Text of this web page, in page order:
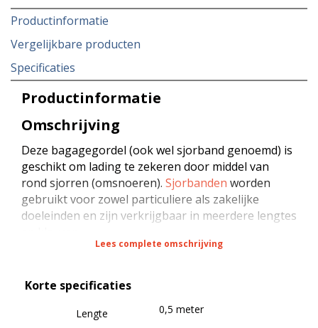
Productinformatie
Vergelijkbare producten
Specificaties
Productinformatie
Omschrijving
Deze bagagegordel (ook wel sjorband genoemd) is
geschikt om lading te zekeren door middel van
rond sjorren (omsnoeren). Sjorbanden worden
gebruikt voor zowel particuliere als zakelijke
doeleinden en zijn verkrijgbaar in meerdere lengtes
breeksterkte van 250 kg bij rond sjorren. Als je een
sterkere bagagegordel nodig hebt, dan zijn
bagagegordel 25 mm 450 kg ,bagagegordel 35 mm
Lees complete omschrijving
Korte specificaties
Lengte 0,5 meter